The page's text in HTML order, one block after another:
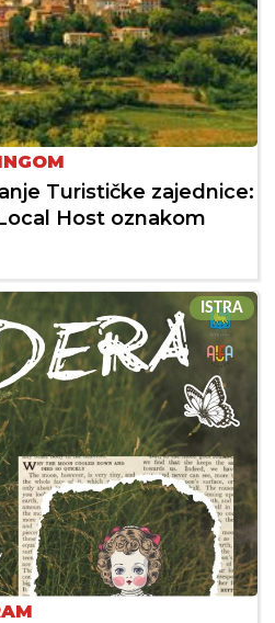
Turističke zajednice:
Host oznakom
ISTRA